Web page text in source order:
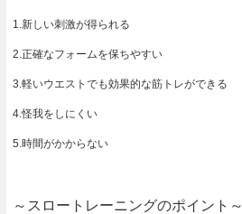
1.新しい刺激が得られる
2.正確なフォームを保ちやすい
3.軽いウエストでも効果的な筋トレができる
4.怪我をしにくい
5.時間がかからない
～スロートレーニングのポイント～